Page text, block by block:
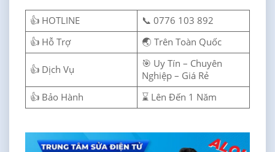
👍 HOTLINE
📞 0776 103 892
👍 Hỗ Trợ
🌏 Trên Toàn Quốc
👍 Dịch Vụ
🎯 Uy Tín – Chuyên
Nghiệp – Giá Rẻ
👍 Bảo Hành
⌛ Lên Đến 1 Năm